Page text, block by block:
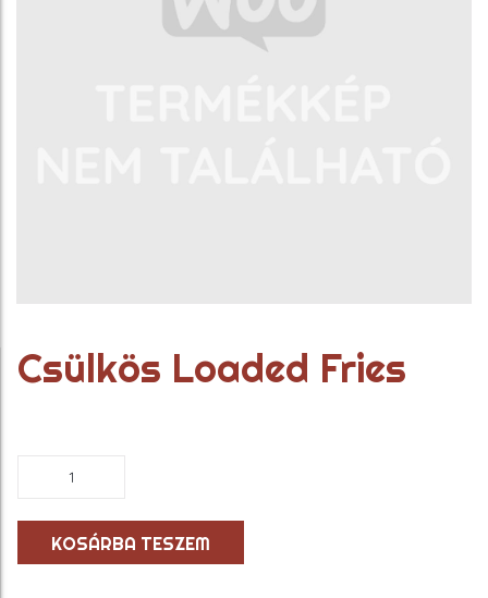
Csülkös Loaded Fries
Loaded
mennyiség
KOSÁRBA TESZEM